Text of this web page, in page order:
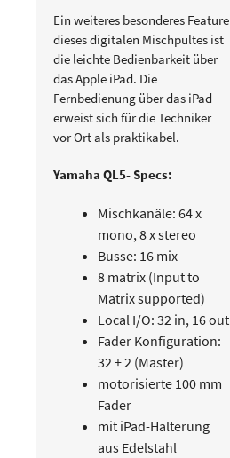
Ein weiteres besonderes Feature
dieses digitalen Mischpultes ist
die leichte Bedienbarkeit über
das Apple iPad. Die
Fernbedienung über das iPad
erweist sich für die Techniker
vor Ort als praktikabel.
Yamaha QL5- Specs:
Mischkanäle: 64 x
mono, 8 x stereo
Busse: 16 mix
8 matrix (Input to
Matrix supported)
Local I/O: 32 in, 16 out
Fader Konfiguration:
32 + 2 (Master)
motorisierte 100 mm
Fader
mit iPad-Halterung
aus Edelstahl